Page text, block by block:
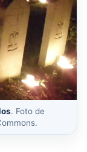
. Foto de